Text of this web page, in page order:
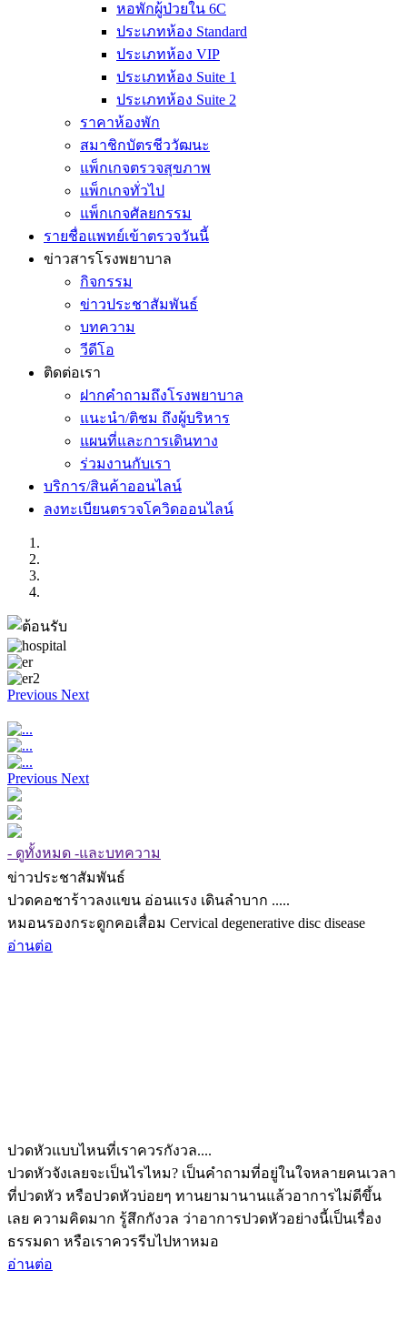
หอพักผู้ป่วยใน 6C
ประเภทห้อง Standard
ประเภทห้อง VIP
ประเภทห้อง Suite 1
ประเภทห้อง Suite 2
ราคาห้องพัก
สมาชิกบัตรชีววัฒนะ
แพ็กเกจตรวจสุขภาพ
แพ็กเกจทั่วไป
แพ็กเกจศัลยกรรม
รายชื่อแพทย์เข้าตรวจวันนี้
ข่าวสารโรงพยาบาล
กิจกรรม
ข่าวประชาสัมพันธ์
บทความ
วีดีโอ
ติดต่อเรา
ฝากคำถามถึงโรงพยาบาล
แนะนำ/ติชม ถึงผู้บริหาร
แผนที่และการเดินทาง
ร่วมงานกับเรา
บริการ/สินค้าออนไลน์
ลงทะเบียนตรวจโควิดออนไลน์
Previous Next
Previous Next
- ดูทั้งหมด -และบทความ
ข่าวประชาสัมพันธ์
ปวดคอชาร้าวลงแขน อ่อนแรง เดินลำบาก .....
หมอนรองกระดูกคอเสื่อม Cervical degenerative disc disease
อ่านต่อ
ปวดหัวแบบไหนที่เราควรกังวล....
ปวดหัวจังเลยจะเป็นไรไหม? เป็นคำถามที่อยู่ในใจหลายคนเวลา
ที่ปวดหัว หรือปวดหัวบ่อยๆ ทานยามานานแล้วอาการไม่ดีขึ้น
เลย ความคิดมาก รู้สึกกังวล ว่าอาการปวดหัวอย่างนี้เป็นเรื่อง
ธรรมดา หรือเราควรรีบไปหาหมอ
อ่านต่อ